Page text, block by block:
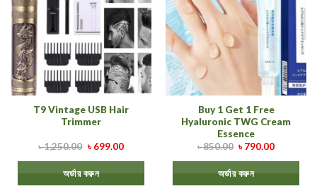
T9 Vintage USB Hair
Trimmer
৳1,250.00 ৳699.00
অর্ডার করুন
Buy 1 Get 1 Free
Hyaluronic TWG Cream
Essence
৳850.00 ৳790.00
অর্ডার করুন